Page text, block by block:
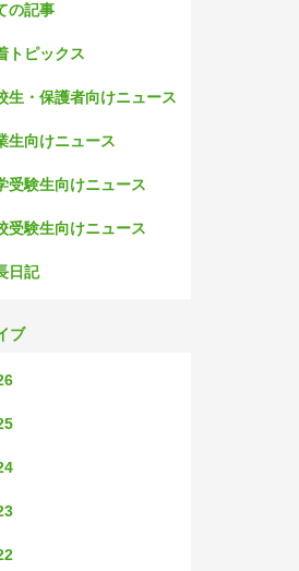
の記事
トピックス
生・保護者向けニュース
生向けニュース
受験生向けニュース
受験生向けニュース
日記
ブ